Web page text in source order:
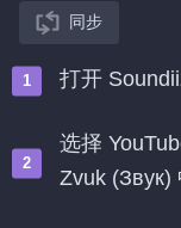
同步
打开
选择
Zvuk (Звук)